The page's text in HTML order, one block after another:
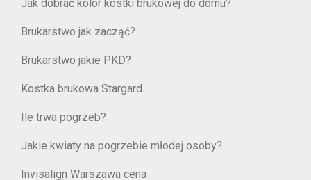
Jak dobrać kolor kostki brukowej do domu?
Brukarstwo jak zacząć?
Brukarstwo jakie PKD?
Kostka brukowa Stargard
Ile trwa pogrzeb?
Jakie kwiaty na pogrzebie młodej osoby?
Invisalign Warszawa cena